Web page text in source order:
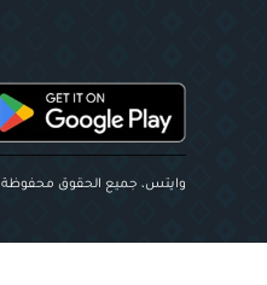
وايتس، جميع الحقوق محفوظة